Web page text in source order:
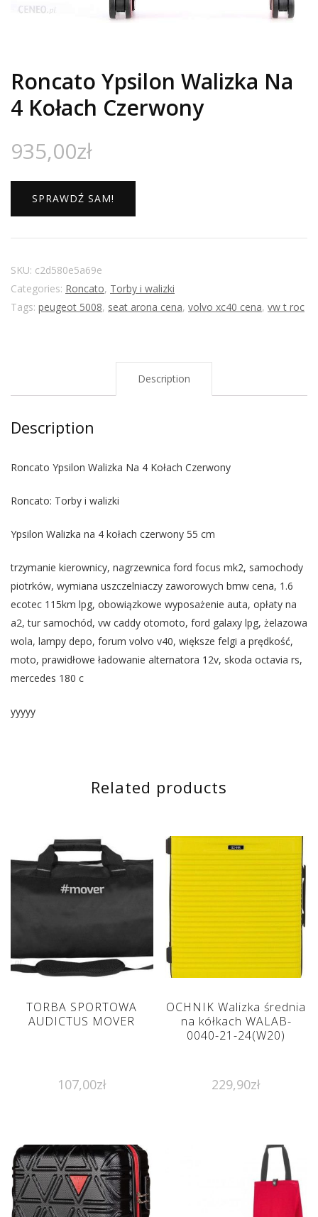
Roncato Ypsilon Walizka Na
4 Kołach Czerwony
935,00zł
SPRAWDŹ SAM!
SKU: c2d580e5a69e
Categories: Roncato, Torby i walizki
Tags: peugeot 5008, seat arona cena, volvo xc40 cena, vw t roc
Description
Description
Roncato Ypsilon Walizka Na 4 Kołach Czerwony
Roncato: Torby i walizki
Ypsilon Walizka na 4 kołach czerwony 55 cm
trzymanie kierownicy, nagrzewnica ford focus mk2, samochody
piotrków, wymiana uszczelniaczy zaworowych bmw cena, 1.6
ecotec 115km lpg, obowiązkowe wyposażenie auta, opłaty na
a2, tur samochód, vw caddy otomoto, ford galaxy lpg, żelazowa
wola, lampy depo, forum volvo v40, większe felgi a prędkość,
moto, prawidłowe ładowanie alternatora 12v, skoda octavia rs,
mercedes 180 c
yyyyy
Related products
TORBA SPORTOWA
AUDICTUS MOVER
107,00zł
OCHNIK Walizka średnia
na kółkach WALAB-
0040-21-24(W20)
229,90zł